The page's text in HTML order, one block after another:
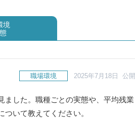
境
職場環境 2025年7月18日 公開
ました。職種ごとの実態や、平均残業
いて教えてください。